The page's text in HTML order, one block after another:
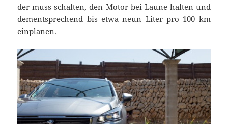
der muss schalten, den Motor bei Laune halten und
dementsprechend bis etwa neun Liter pro 100 km
einplanen.